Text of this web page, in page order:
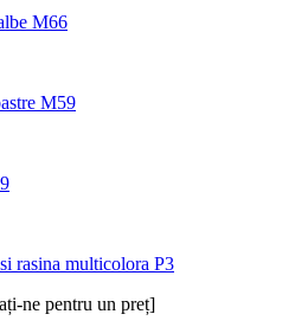
M66
M59
rasina multicolora P3
ne pentru un preț]